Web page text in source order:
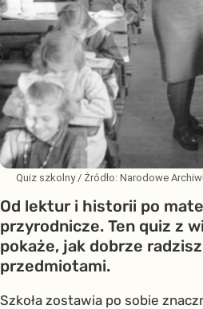
Quiz szkolny / Źródło: Narodowe
Od lektur i historii po
przyrodnicze. Ten quiz z
pokaże, jak dobrze
przedmiotami.
Szkoła zostawia po sobie